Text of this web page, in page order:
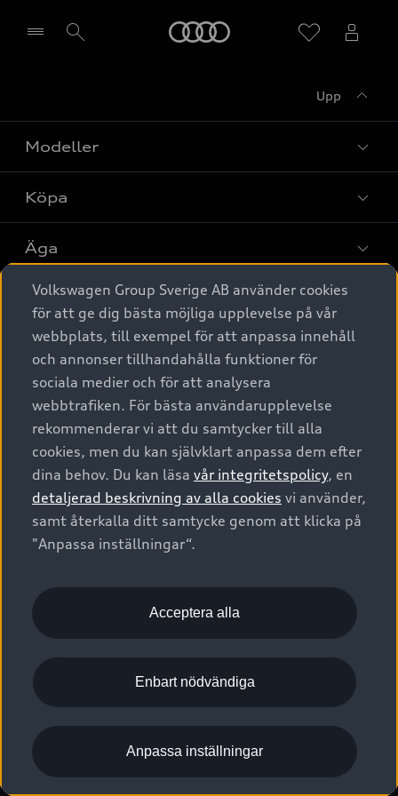
Upp
Modeller
Alla modeller
Elbilar
A6 modellerna
SUV
Avant
Audi Sport
Köpa
Privaterbjudanden
Privatleasing
Nya bilar i lager
Begagnade bilar i lager
Audi approved :plus - så gott som nya
Finansiering
Audi exclusive
Provkörning
Äga
Service & tillbehör
Audi digital services
Originaltillbehör - köp online
Garantier
Försäkring
Digitala manualer för din Audi
Audi Collection – livsstilsartiklar
Vanliga frågor
2G/3G nätet stängs ned - Hur påverkas min bil av detta?
Tjänstebil
Tjänstebil
Business lease online
Företagsleasing
Om Audi Sverige
Kontakta oss
Audi Återförsäljare/-serviceverkstad
myAudi
Pressmeddelanden
Nyhetsbrev
Vårt hållbarhetsarbete
Lediga tjänster huvudkontor
Lediga tjänster hos Audi Återförsäljare
Kommentar till mediauppgifter om dataläcka
© 2026 AUDI SVERIGE. All Rights Reserved.
Utgivare Juridiskt
Juridiskt Audi AG
Juridiskt Audi Digital Giveaway
Anpassa inställningar för cookies
Visselblåsarkanaler
Volkswagen Group Sverige AB använder cookies
för att ge dig bästa möjliga upplevelse på vår
webbplats, till exempel för att anpassa innehåll
och annonser tillhandahålla funktioner för
sociala medier och för att analysera
webbtrafiken. För bästa användarupplevelse
rekommenderar vi att du samtycker till alla
cookies, men du kan självklart anpassa dem efter
dina behov. Du kan läsa vår integritetspolicy, en
detaljerad beskrivning av alla cookies vi använder,
samt återkalla ditt samtycke genom att klicka på
"Anpassa inställningar“.
Acceptera alla
Enbart nödvändiga
Anpassa inställningar